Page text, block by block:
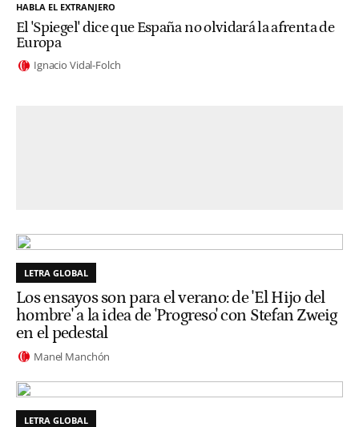
HABLA EL EXTRANJERO
El 'Spiegel' dice que España no olvidará la afrenta de
Europa
Ignacio Vidal-Folch
LETRA GLOBAL
Los ensayos son para el verano: de 'El Hijo del
hombre' a la idea de 'Progreso' con Stefan Zweig
en el pedestal
Manel Manchón
LETRA GLOBAL